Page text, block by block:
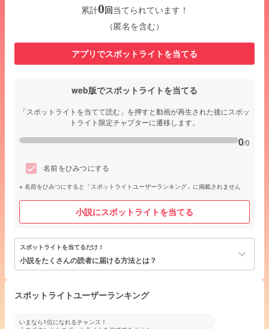
累計0回当てられています！
（匿名を含む）
アプリでスポットライトを当てる
web版でスポットライトを当てる
「スポットライトを当てて読む」を押すと動画が再生された後にスポッ
トライト限定チャプターに遷移します。
0/0
名前をひみつにする
名前をひみつにすると「スポットライトユーザーランキング」に掲載されません
小説にスポットライトを当てる
スポットライトを当てるだけ！
小説をたくさんの読者に届ける方法とは？ keyboard_arrow_down
スポットライトユーザーランキング
いまなら1位になれるチャンス！